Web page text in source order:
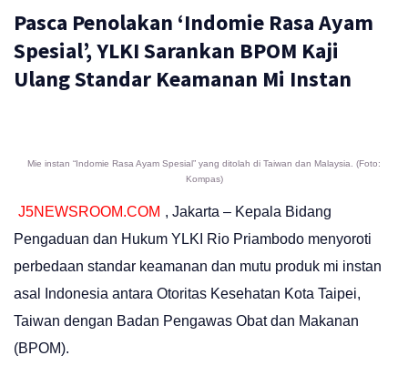
Pasca Penolakan ‘Indomie Rasa Ayam
Spesial’, YLKI Sarankan BPOM Kaji
Ulang Standar Keamanan Mi Instan
Mie instan “Indomie Rasa Ayam Spesial” yang ditolah di Taiwan dan Malaysia. (Foto:
Kompas)
J5NEWSROOM.COM , Jakarta – Kepala Bidang
Pengaduan dan Hukum YLKI Rio Priambodo menyoroti
perbedaan standar keamanan dan mutu produk mi instan
asal Indonesia antara Otoritas Kesehatan Kota Taipei,
Taiwan dengan Badan Pengawas Obat dan Makanan
(BPOM).